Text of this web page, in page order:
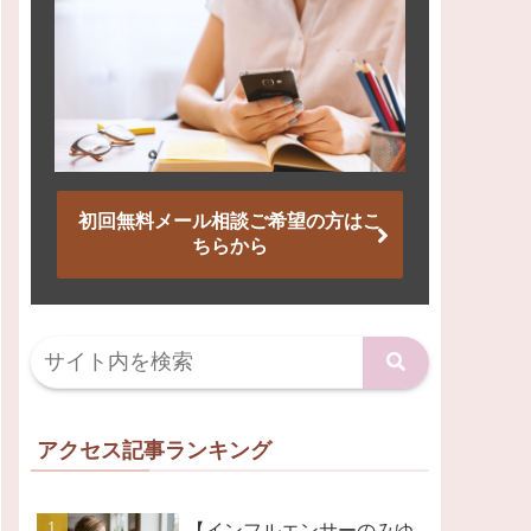
初回無料メール相談ご希望の方はこ
ちらから
アクセス記事ランキング